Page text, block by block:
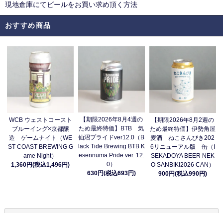
現地倉庫にてビールをお買い求め頂く方法
おすすめ商品
WCB ウェストコースト
ブルーイング×京都醸
造 ゲームナイト（WE
ST COAST BREWING G
ame Night）
1,360円(税込1,496円)
【期限2026年8月4週の
ため最終特価】BTB 気
仙沼プライドver12.0（B
lack Tide Brewing BTB K
esennuma Pride ver. 12.
0）
630円(税込693円)
【期限2026年8月2週の
ため最終特価】伊勢角屋
麦酒 ねこさんびき202
6リニューアル版 缶（I
SEKADOYA BEER NEK
O SANBIKI2026 CAN）
900円(税込990円)